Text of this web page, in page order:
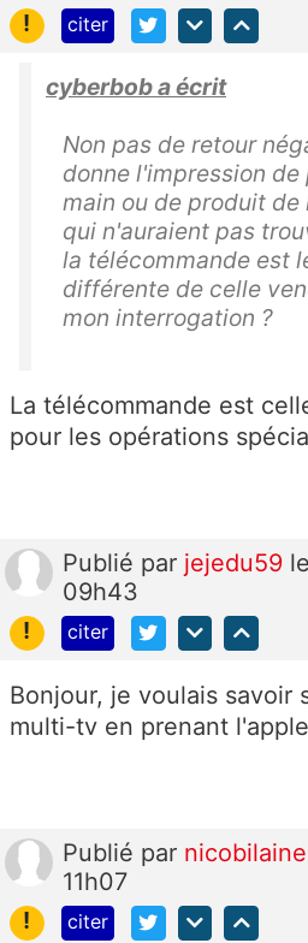
! citer
cyberbob a écrit
Non pas de retour
donne l'impression
main ou de produit de
qui n'auraient pas
la télécommande est
différente de celle
mon interrogation ?
La télécommande est
pour les opérations
Publié par jejedu59
09h43
!
citer
Bonjour, je voulais savoir
multi-tv en prenant
Publié par nicobilaine
11h07
!
citer